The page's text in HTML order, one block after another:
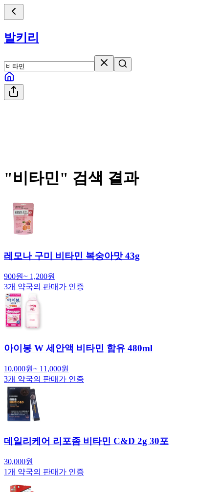
발키리
"비타민" 검색 결과
레모나 구미 비타민 복숭아맛 43g
900원~ 1,200원
3개 약국의 판매가 인증
아이봉 W 세안액 비타민 함유 480ml
10,000원~ 11,000원
3개 약국의 판매가 인증
데일리케어 리포좀 비타민 C&D 2g 30포
30,000원
1개 약국의 판매가 인증